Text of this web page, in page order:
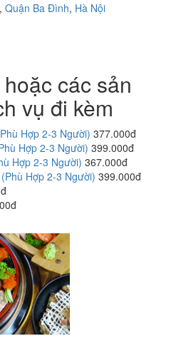
Quận Ba Đình, Hà Nội
các sản
vụ đi kèm
Hợp 2-3 Người) 377.000đ
Hợp 2-3 Người) 399.000đ
Hợp 2-3 Người) 367.000đ
Hợp 2-3 Người) 399.000đ